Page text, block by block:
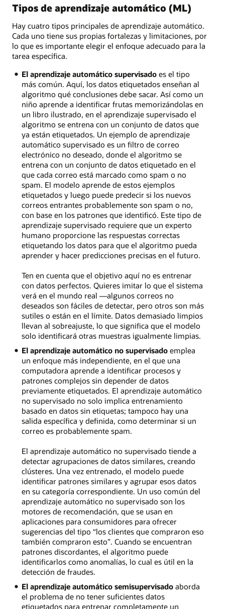
Tipos de aprendizaje automático (ML)
Hay cuatro tipos principales de aprendizaje automático.
Cada uno tiene sus propias fortalezas y limitaciones, por
lo que es importante elegir el enfoque adecuado para la
tarea específica.
El aprendizaje automático supervisadoes el tipo
más común. Aquí, los datos etiquetados enseñan al
algoritmo qué conclusiones debe sacar. Así como un
niño aprende a identificar frutas memorizándolas en
un libro ilustrado, en el aprendizaje supervisado el
algoritmo se entrena con un conjunto de datos que
ya están etiquetados. Un ejemplo de aprendizaje
automático supervisado es un filtro de correo
electrónico no deseado, donde el algoritmo se
entrena con un conjunto de datos etiquetado en el
que cada correo está marcado como spam o no
spam. El modelo aprende de estos ejemplos
etiquetados y luego puede predecir si los nuevos
correos entrantes probablemente son spam o no,
con base en los patrones que identificó. Este tipo de
aprendizaje supervisado requiere que un experto
humano proporcione las respuestas correctas
etiquetando los datos para que el algoritmo pueda
aprender y hacer predicciones precisas en el futuro.
Ten en cuenta que el objetivo aquí no es entrenar
con datos perfectos. Quieres imitar lo que el sistema
verá en el mundo real —algunos correos no
deseados son fáciles de detectar, pero otros son más
sutiles o están en el límite. Datos demasiado limpios
llevan al sobreajuste, lo que significa que el modelo
solo identificará otras muestras igualmente limpias.
El aprendizaje automático no supervisadoemplea
un enfoque más independiente, en el que una
computadora aprende a identificar procesos y
patrones complejos sin depender de datos
previamente etiquetados. El aprendizaje automático
no supervisado no solo implica entrenamiento
basado en datos sin etiquetas; tampoco hay una
salida específica y definida, como determinar si un
correo es probablemente spam.
El aprendizaje automático no supervisado tiende a
detectar agrupaciones de datos similares, creando
clústeres. Una vez entrenado, el modelo puede
identificar patrones similares y agrupar esos datos
en su categoría correspondiente. Un uso común del
aprendizaje automático no supervisado son los
motores de recomendación, que se usan en
aplicaciones para consumidores para ofrecer
sugerencias del tipo “los clientes que compraron eso
también compraron esto”. Cuando se encuentran
patrones discordantes, el algoritmo puede
identificarlos como anomalías, lo cual es útil en la
detección de fraudes.
El aprendizaje automático semisupervisadoaborda
el problema de no tener suficientes datos
etiquetados para entrenar completamente un